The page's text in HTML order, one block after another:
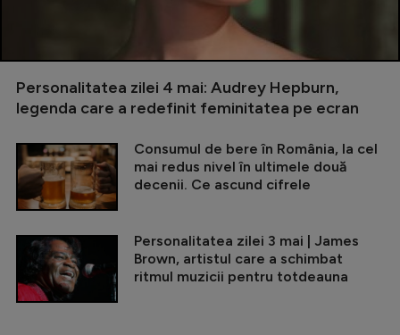
Personalitatea zilei 4 mai: Audrey Hepburn,
legenda care a redefinit feminitatea pe ecran
Consumul de bere în România, la cel
mai redus nivel în ultimele două
decenii. Ce ascund cifrele
Personalitatea zilei 3 mai | James
Brown, artistul care a schimbat
ritmul muzicii pentru totdeauna